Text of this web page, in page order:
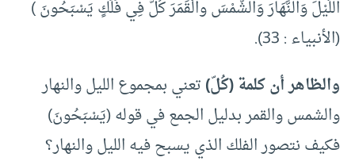
اللَّيْلَ وَالنَّهَارَ وَالشَّمْسَ والْقَمَرَ كُلٌّ فِي فَلَكٍ يَسْبَحُونَ )
(الأنبياء : 33).
والظاهر أن كلمة (كُلّ)تعني بمجموع الليل والنهار
والشمس والقمر بدليل الجمع في قوله (يَسْبَحُونَ)
فكيف نتصور الفلك الذي يسبح فيه الليل والنهار؟